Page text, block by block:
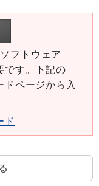
フトウェア
です。下記の
ページから入
ド